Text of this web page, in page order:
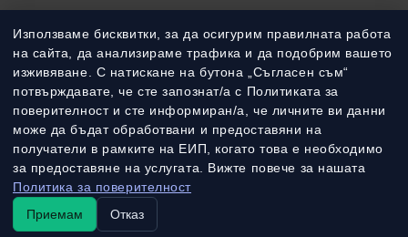
Използваме бисквитки, за да осигурим правилната работа
на сайта, да анализираме трафика и да подобрим вашето
изживяване. С натискане на бутона „Съгласен съм“
потвърждавате, че сте запознат/а с Политиката за
поверителност и сте информиран/а, че личните ви данни
може да бъдат обработвани и предоставяни на
получатели в рамките на ЕИП, когато това е необходимо
за предоставяне на услугата. Вижте повече за нашата
Политика за поверителност
Приемам
Отказ
Методи на плащане
Методи на доставка
© 2010 – 2026 Всички права запазени
batterymarket.bg